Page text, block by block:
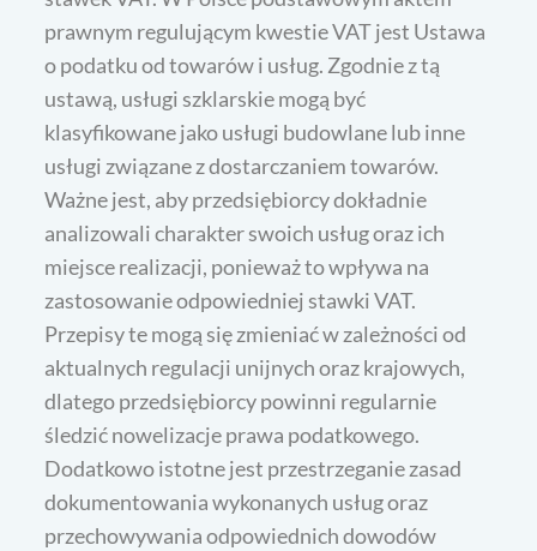
prawnym regulującym kwestie VAT jest Ustawa
o podatku od towarów i usług. Zgodnie z tą
ustawą, usługi szklarskie mogą być
klasyfikowane jako usługi budowlane lub inne
usługi związane z dostarczaniem towarów.
Ważne jest, aby przedsiębiorcy dokładnie
analizowali charakter swoich usług oraz ich
miejsce realizacji, ponieważ to wpływa na
zastosowanie odpowiedniej stawki VAT.
Przepisy te mogą się zmieniać w zależności od
aktualnych regulacji unijnych oraz krajowych,
dlatego przedsiębiorcy powinni regularnie
śledzić nowelizacje prawa podatkowego.
Dodatkowo istotne jest przestrzeganie zasad
dokumentowania wykonanych usług oraz
przechowywania odpowiednich dowodów